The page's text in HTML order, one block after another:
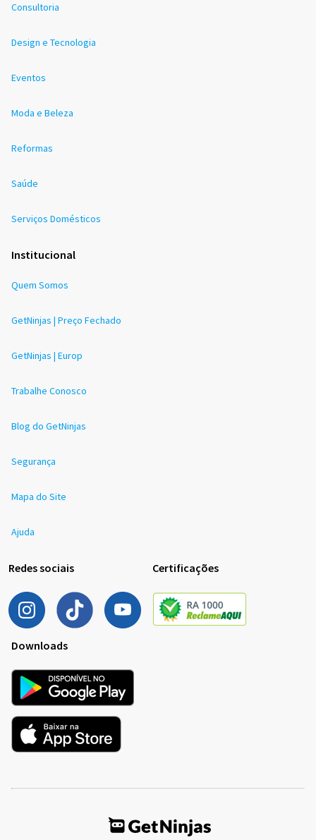
Consultoria
Design e Tecnologia
Eventos
Moda e Beleza
Reformas
Saúde
Serviços Domésticos
Institucional
Quem Somos
GetNinjas | Preço Fechado
GetNinjas | Europ
Trabalhe Conosco
Blog do GetNinjas
Segurança
Mapa do Site
Ajuda
Redes sociais Certificações
Downloads